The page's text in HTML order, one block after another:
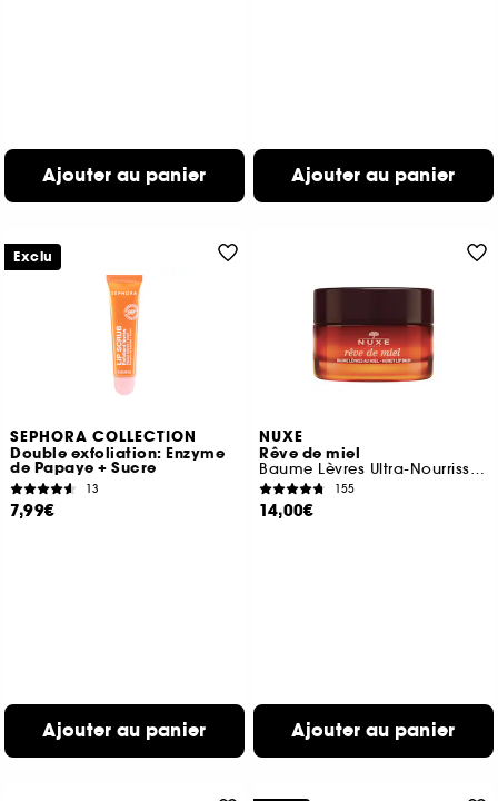
Ajouter au panier Ajouter au panier
SEPHORA COLLECTION
Double exfoliation: Enzyme
de Papaye + Sucre
13
7,99€
Ajouter au panier
Exclu
NUXE
Rêve de miel
Baume Lèvres Ultra-Nourrissant
155
14,00€
Ajouter au panier